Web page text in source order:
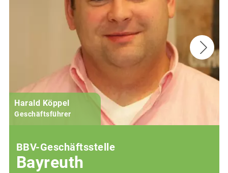
Harald Köppel
Geschäftsführer
BBV-Geschäftsstelle
Bayreuth